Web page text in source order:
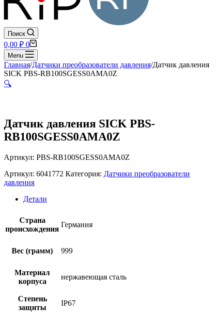
Поиск
Корзина
0,00 ₽ 0
Menu
Главная/Датчики преобразователи давления/Датчик давления
SICK PBS-RB100SGESS0AMA0Z
🔍
Датчик давления SICK PBS-
RB100SGESS0AMA0Z
Артикул: PBS-RB100SGESS0AMA0Z
Артикул: 6041772 Категория: Датчики преобразователи
давления
Детали
Страна
происхождения
Германия
Вес (грамм) 999
Материал
корпуса
нержавеющая сталь
Степень
защиты
IP67